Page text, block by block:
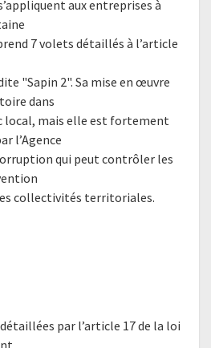
aux entreprises à
7 volets détaillés à l’article
"Sapin 2". Sa mise en œuvre
dans
local, mais elle est fortement
l’Agence
qui peut contrôler les
collectivités territoriales.
par l’article 17 de la loi